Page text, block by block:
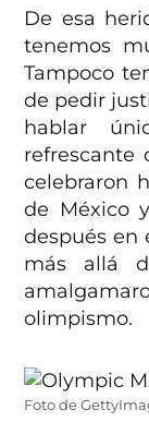
De esa
tenemos
Tampoco
de pedir
hablar
refrescante
celebraron
de México
después en
más allá
olimpismo.
Foto de